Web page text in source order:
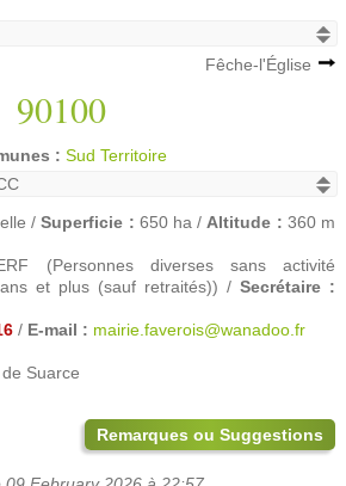
Fêche-l'Église
90100
: Sud Territoire
/Superficie : 650 ha / Altitude : 360 m
(Personnes diverses sans activité
et plus (sauf retraités)) /Secrétaire :
/ E-mail : mairie.faverois@wanadoo.fr
Suarce
Remarques ou Suggestions